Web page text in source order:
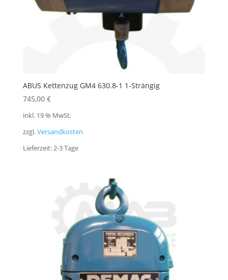
ABUS Kettenzug GM4 630.8-1 1-Strängig
745,00 €
inkl. 19 % MwSt.
zzgl.Versandkosten
Lieferzeit:2-3 Tage